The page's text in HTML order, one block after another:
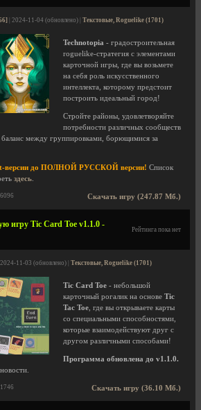
| 2024-11-04 (обновлено) | Текстовые, Roguelike (1701)
Technotopia - градостроительная
roguelike-стратегия с элементами
карточной игры, где вы возьмете
на себя роль искусственного
интеллекта, которому предстоит
построить идеальный город!
Стройте районы, удовлетворяйте
потребности различных сообществ
между группировками, борющимися за
версии до ПОЛНОЙ РУССКОЙ версии! Список
здесь
Скачать игру (247.87 Мб.)
игру Tic Card Toe v1.1.0 -
Рейтинга пока нет
| 2024-11-03 (обновлено) | Текстовые, Roguelike (1701)
Tic Card Toe - небольшой
карточный рогалик на основе Tic
Tac Toe , где вы открываете карты
со специальными способностями,
которые взаимодействуют друг с
другом различными способами!
Программа обновлена до v1.1.0.
Скачать игру (36.10 Мб.)